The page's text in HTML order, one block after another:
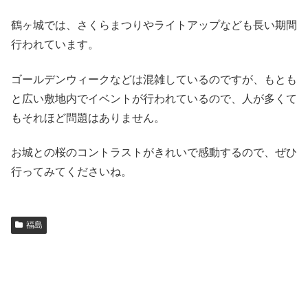
鶴ヶ城では、さくらまつりやライトアップなども長い期間
行われています。
ゴールデンウィークなどは混雑しているのですが、もとも
と広い敷地内でイベントが行われているので、人が多くて
もそれほど問題はありません。
お城との桜のコントラストがきれいで感動するので、ぜひ
行ってみてくださいね。
福島